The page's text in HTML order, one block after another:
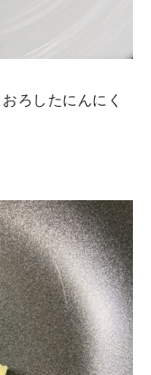
ろしたにんにく